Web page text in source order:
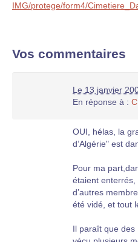
IMG/protege/form4/
Vos commentaires
Le 13 janvier
En réponse à :
OUI, hélas, la
d’Algérie" est
Pour ma
étaient
d’autres
été vidé, et tout
Il paraît que des